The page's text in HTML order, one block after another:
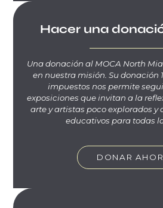
Hacer una
Una donación al MOCA North
en nuestra misión. Su donación
impuestos nos permite
exposiciones que invitan a la
arte y artistas poco explorados y
educativos para todas
DONAR